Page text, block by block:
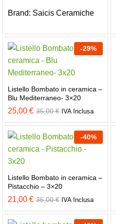
Brand: Saicis Ceramiche
-29%
Listello Bombato in ceramica –
Blu Mediterraneo- 3×20
25,00 € 35,00€ IVA Inclusa
-40%
Listello Bombato in ceramica –
Pistacchio – 3×20
21,00 € 35,00€ IVA Inclusa